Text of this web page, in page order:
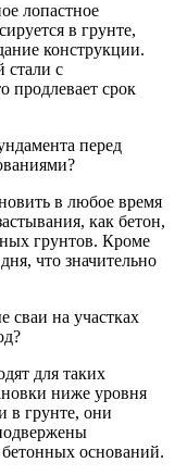
лопастное
в грунте,
конструкции.
стали с
продлевает срок
перед
в любое время
как бетон,
грунтов. Кроме
что значительно
сваи на участках
для таких
ниже уровня
в грунте, они
оснований.